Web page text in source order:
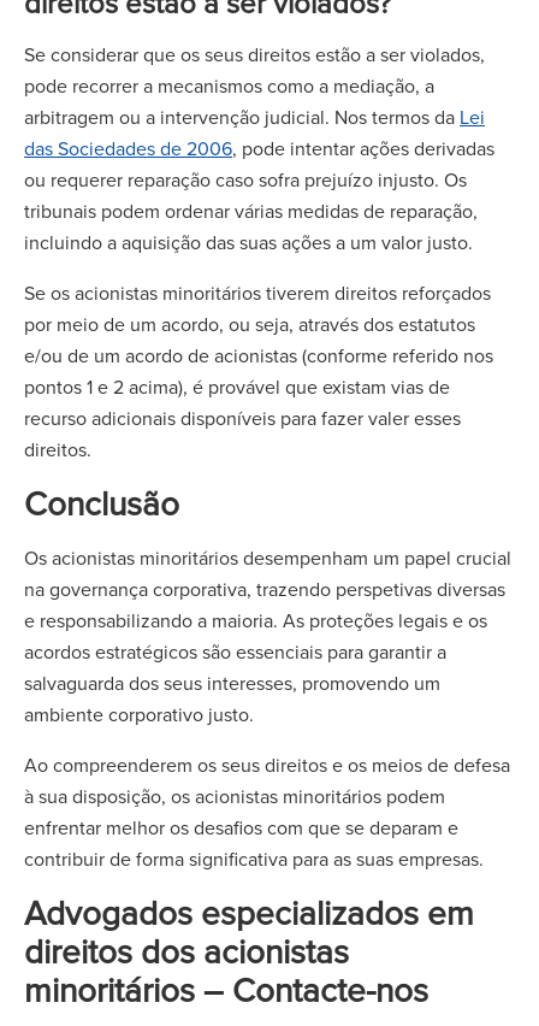
Se considerar que os seus direitos estão a ser violados,
pode recorrer a mecanismos como a mediação, a
arbitragem ou a intervenção judicial. Nos termos da Lei
das Sociedades de 2006, pode intentar ações derivadas
ou requerer reparação caso sofra prejuízo injusto. Os
tribunais podem ordenar várias medidas de reparação,
incluindo a aquisição das suas ações a um valor justo.
Se os acionistas minoritários tiverem direitos reforçados
por meio de um acordo, ou seja, através dos estatutos
e/ou de um acordo de acionistas (conforme referido nos
pontos 1 e 2 acima), é provável que existam vias de
recurso adicionais disponíveis para fazer valer esses
direitos.
Conclusão
Os acionistas minoritários desempenham um papel crucial
na governança corporativa, trazendo perspetivas diversas
e responsabilizando a maioria. As proteções legais e os
acordos estratégicos são essenciais para garantir a
salvaguarda dos seus interesses, promovendo um
ambiente corporativo justo.
Ao compreenderem os seus direitos e os meios de defesa
à sua disposição, os acionistas minoritários podem
enfrentar melhor os desafios com que se deparam e
contribuir de forma significativa para as suas empresas.
Advogados especializados em
direitos dos acionistas
minoritários – Contacte-nos